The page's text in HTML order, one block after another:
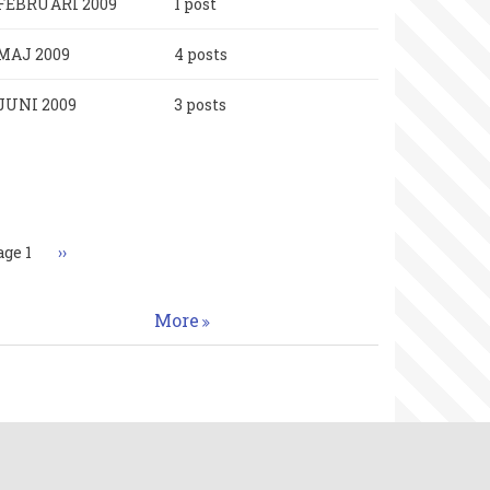
2009 4 posts
2009 3 posts
1 Nästa
››
More